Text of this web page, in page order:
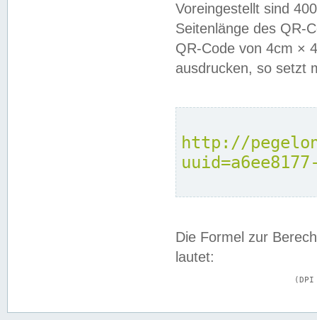
Voreingestellt sind
Seitenlänge des QR-
QR-Code von 4cm ×
ausdrucken, so setzt
http://
Die Formel zur
lautet: